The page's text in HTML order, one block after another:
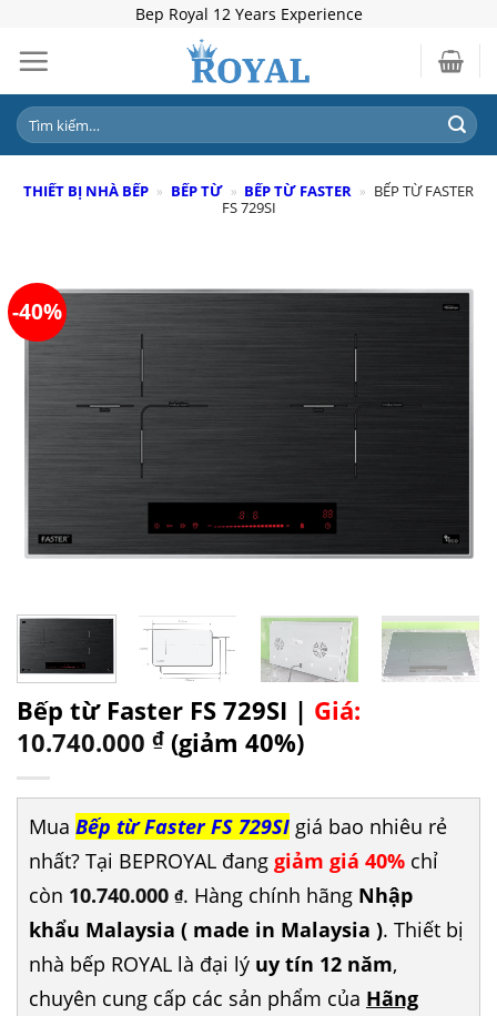
content
Bep Royal 12 Years Experience
Tìm
kiếm:
THIẾT BỊ NHÀ BẾP » BẾP TỪ » BẾP TỪ FASTER » BẾP TỪ FASTER
FS 729SI
-40%
Bếp từ Faster FS 729SI | Giá:
10.740.000 ₫ (giảm 40%)
Mua Bếp từ Faster FS 729SI giá bao nhiêu rẻ
nhất? Tại BEPROYAL đang giảm giá 40% chỉ
còn 10.740.000 ₫. Hàng chính hãng Nhập
khẩu Malaysia ( made in Malaysia ). Thiết bị
nhà bếp ROYAL là đại lý uy tín 12 năm,
chuyên cung cấp các sản phẩm của Hãng